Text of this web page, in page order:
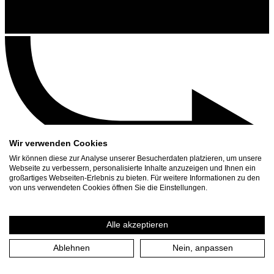
Contact
Press Download
Wir verwenden Cookies
Wir können diese zur Analyse unserer Besucherdaten platzieren, um unsere
Webseite zu verbessern, personalisierte Inhalte anzuzeigen und Ihnen ein
großartiges Webseiten-Erlebnis zu bieten. Für weitere Informationen zu den
von uns verwendeten Cookies öffnen Sie die Einstellungen.
Alle akzeptieren
Ablehnen Nein, anpassen